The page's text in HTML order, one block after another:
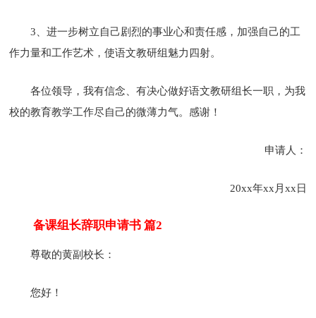
3、进一步树立自己剧烈的事业心和责任感，加强自己的工
作力量和工作艺术，使语文教研组魅力四射。
各位领导，我有信念、有决心做好语文教研组长一职，为我
校的教育教学工作尽自己的微薄力气。感谢！
申请人：
20xx年xx月xx日
备课组长辞职申请书 篇2
尊敬的黄副校长：
您好！